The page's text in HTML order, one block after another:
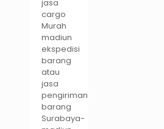
jasa
cargo
Murah
madiun
ekspedisi
barang
atau
jasa
pengiriman
barang
Surabaya-